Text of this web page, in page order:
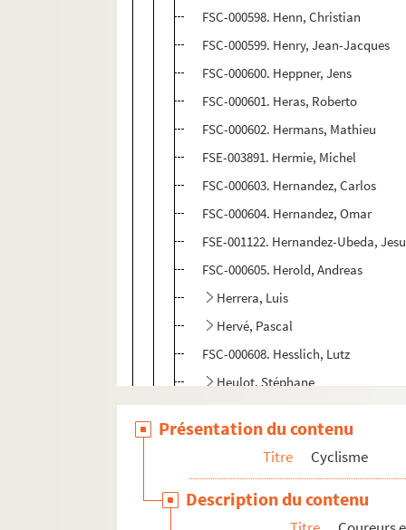
FSC-000598. Henn, Christian
FSC-000599. Henry, Jean-Jacques
FSC-000600. Heppner, Jens
FSC-000601. Heras, Roberto
FSC-000602. Hermans, Mathieu
FSE-003891. Hermie, Michel
FSC-000603. Hernandez, Carlos
FSC-000604. Hernandez, Omar
FSE-001122. Hernandez-Ubeda,
FSC-000605. Herold, Andreas
Herrera, Luis
Hervé, Pascal
FSC-000608. Hesslich, Lutz
Heulot, Stéphane
FSC-000612. Hinault, Sébastien
FSC-000610. Hincapie, Georges
FSE-004499. Hintz
Hodge, Stephen
Présentation du contenu
Titre Cyclisme
Description du contenu